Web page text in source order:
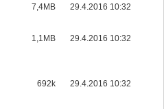
7,4MB 29.4.2016 10:32
1,1MB 29.4.2016 10:32
692k 29.4.2016 10:32